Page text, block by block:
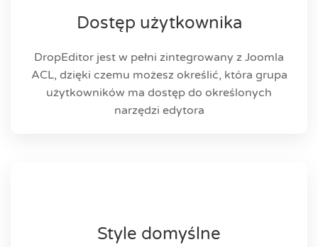
Dostęp użytkownika
DropEditor jest w pełni zintegrowany z Joomla
ACL, dzięki czemu możesz określić, która grupa
użytkowników ma dostęp do określonych
narzędzi edytora
Style domyślne